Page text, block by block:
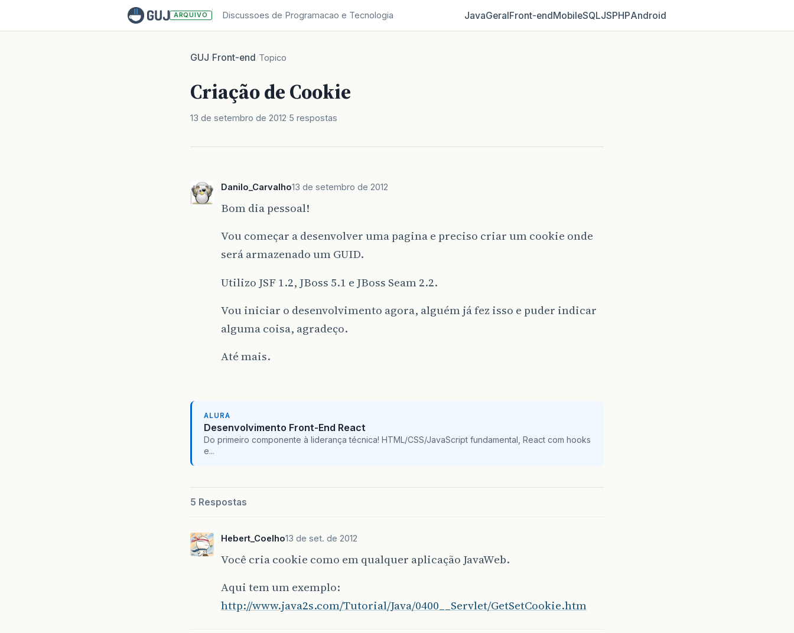
ARQUIVO Discussoes de Programacao e Tecnologia JavaGeralFront‑endMobileSQLJSPHPAndroid
GUJ/Front-end/Topico
Criação de Cookie
13 de setembro de 2012 5 respostas
Danilo_Carvalho13 de setembro de 2012
Bom dia pessoal!
Vou começar a desenvolver uma pagina e preciso criar um cookie onde
será armazenado um GUID.
Utilizo JSF 1.2, JBoss 5.1 e JBoss Seam 2.2.
Vou iniciar o desenvolvimento agora, alguém já fez isso e puder indicar
alguma coisa, agradeço.
Até mais.
ALURA
Desenvolvimento Front-End React
Do primeiro componente à liderança técnica! HTML/CSS/JavaScript fundamental, React com hooks
e...
5 Respostas
Hebert_Coelho13 de set. de 2012
Você cria cookie como em qualquer aplicação JavaWeb.
Aqui tem um exemplo:
http://www.java2s.com/Tutorial/Java/0400__Servlet/GetSetCookie.htm